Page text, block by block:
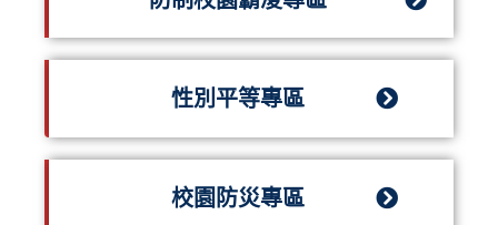
性別平等專區
校園防災專區